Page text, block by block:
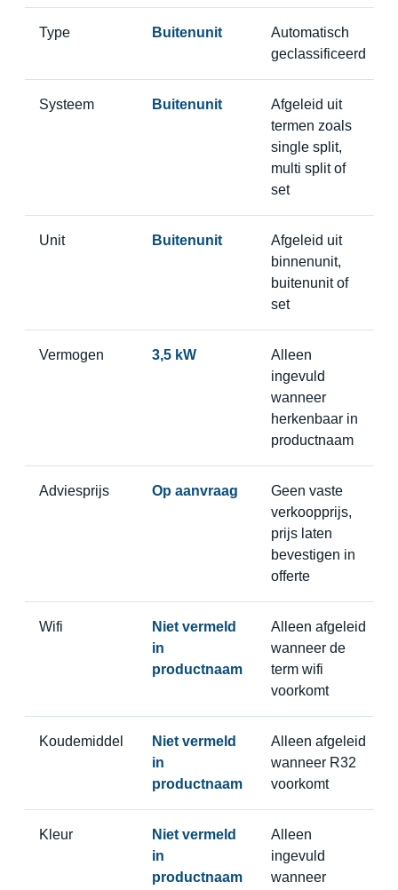
Type Buitenunit
Automatisch
geclassificeerd
Systeem Buitenunit
Afgeleid uit
termen zoals
single split,
multi split of
set
Unit Buitenunit
Afgeleid uit
binnenunit,
buitenunit of
set
Vermogen 3,5 kW
Alleen
ingevuld
wanneer
herkenbaar in
productnaam
Adviesprijs Op aanvraag
Geen vaste
verkoopprijs,
prijs laten
bevestigen in
offerte
Wifi
Niet vermeld
in
productnaam
Alleen afgeleid
wanneer de
term wifi
voorkomt
Koudemiddel
Niet vermeld
in
productnaam
Alleen afgeleid
wanneer R32
voorkomt
Kleur
Niet vermeld
in
productnaam
Alleen
ingevuld
wanneer